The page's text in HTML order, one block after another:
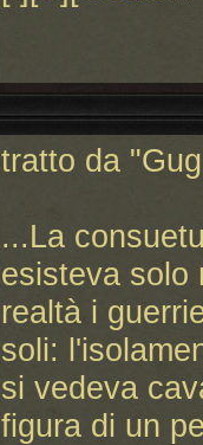
tratto da
...La
esisteva solo
realtà i
soli:
si vedeva
figura di un